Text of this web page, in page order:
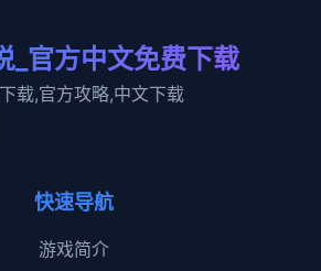
_官方中文免费下载
载,官方攻略,中文下载
快速导航
游戏简介